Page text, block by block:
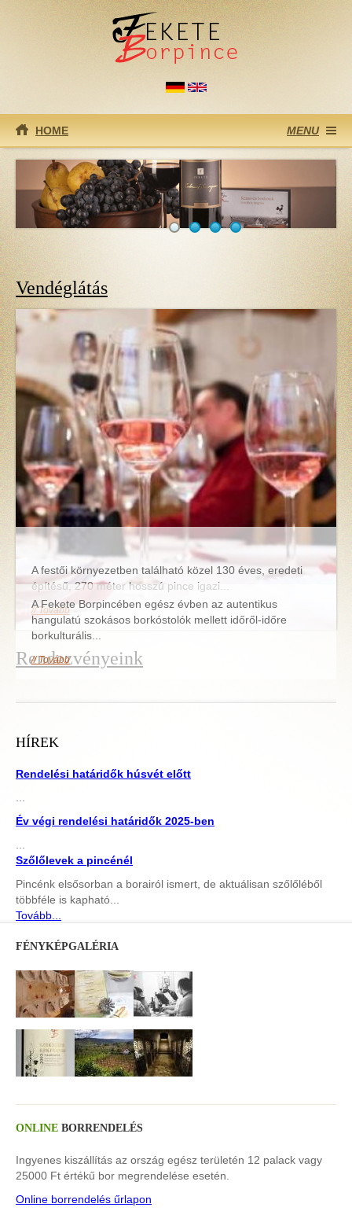
Ugrás a tartalomra
HOME MENU
Vendéglátás
A festői környezetben található közel 130 éves, eredeti
építésű, 270 méter hosszú pince igazi...
Tovább
Rendezvényeink
A Fekete Borpincében egész évben az autentikus
hangulatú szokásos borkóstolók mellett időről-időre
borkulturális...
Tovább
HÍREK
Rendelési határidők húsvét előtt
Év végi rendelési határidők 2025-ben
Szőlőlevek a pincénél
Pincénk elsősorban a borairól ismert, de aktuálisan szőlőléből
többféle is kapható...
Tovább...
FÉNYKÉPGALÉRIA
ONLINE BORRENDELÉS
Ingyenes kiszállítás az ország egész területén 12 palack vagy
25000 Ft értékű bor megrendelése esetén.
Online borrendelés űrlapon